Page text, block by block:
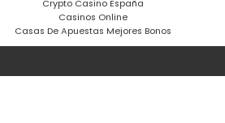
Crypto Casino España
Casinos Online
Casas De Apuestas Mejores Bonos